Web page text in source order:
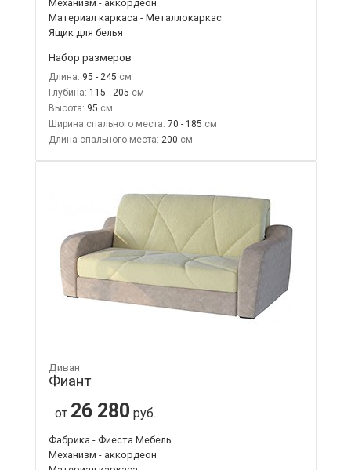
Механизм - аккордеон
Материал каркаса - Металлокаркас
Ящик для белья
Набор размеров
Длина: 95 - 245
Глубина: 115 - 205
Высота: 95
Ширина спального места: 70 - 185
Длина спального места: 200
Диван
Фиант
от 26 280 руб.
Фабрика - Фиеста Мебель
Механизм - аккордеон